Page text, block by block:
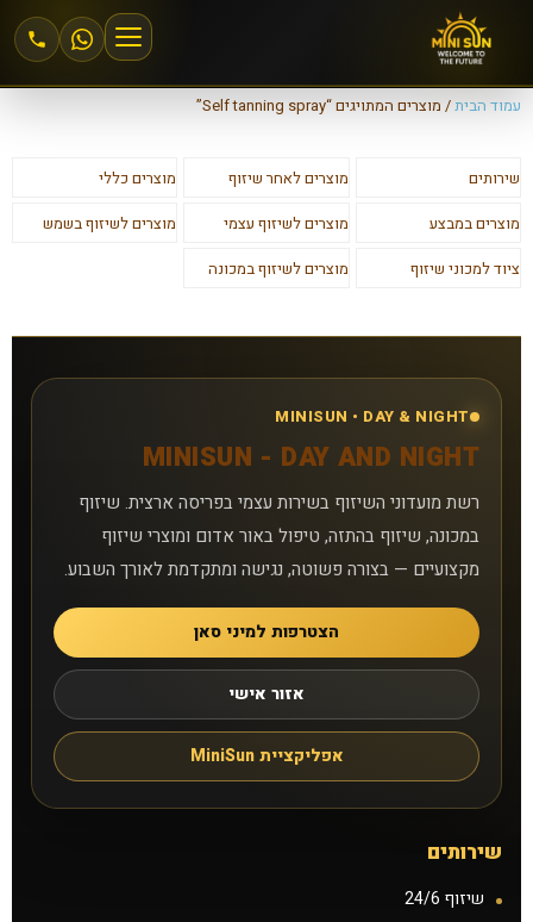
אזור אישי
מחירים וחבילות
שיזוף במכונה
שיזוף בהתזה
סניפים
טיפול באור אדום
אפליקציית MiniSun
עמוד הבית/ מוצרים המתויגים “Self tanning spray”
שירותים מוצרים לאחר שיזוף
מוצרים כללי
מוצרים במבצע
מוצרים לשיזוף עצמי
מוצרים לשיזוף בשמש
ציוד למכוני שיזוף
מוצרים לשיזוף במכונה
MINISUN • DAY & NIGHT
MINISUN - DAY AND NIGHT
רשת מועדוני השיזוף בשירות עצמי בפריסה ארצית. שיזוף
במכונה, שיזוף בהתזה, טיפול באור אדום ומוצרי שיזוף
מקצועיים — בצורה פשוטה, נגישה ומתקדמת לאורך השבוע.
הצטרפות למיני סאן
אזור אישי
אפליקציית MiniSun
שירותים
שיזוף 24/6